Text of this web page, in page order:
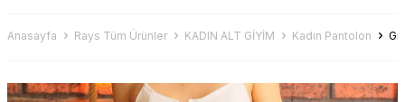
Anasayfa Rays Tüm Ürünler KADIN ALT GİYİM Kadın Pantolon